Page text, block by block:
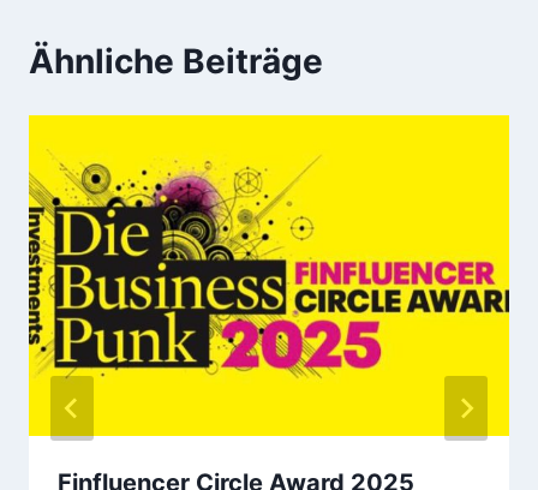
Ähnliche Beiträge
Finfluencer Circle Award 2025